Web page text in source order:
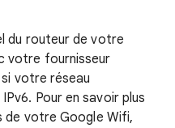
du routeur de votre
votre fournisseur
votre réseau
Pour en savoir plus
de votre Google Wifi,